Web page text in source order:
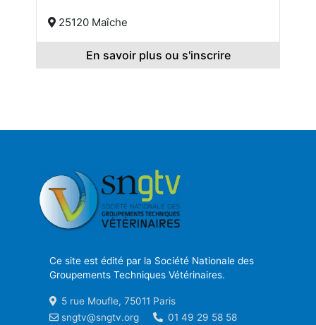
25120 Maîche
En savoir plus ou s'inscrire
Ce site est édité par la Société Nationale des
Groupements Techniques Vétérinaires.
5 rue Moufle, 75011 Paris
sngtv@sngtv.org
01 49 29 58 58